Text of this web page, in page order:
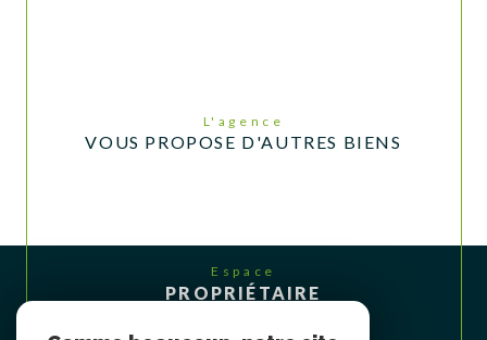
L'agence
VOUS PROPOSE D'AUTRES BIENS
Espace
PROPRIÉTAIRE